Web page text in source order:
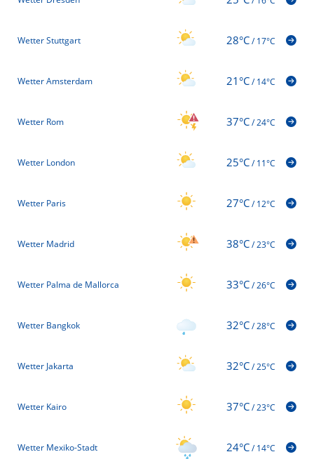
Wetter Stuttgart 28°C/17°C
Wetter Amsterdam 21°C/14°C
Wetter Rom 37°C/24°C
Wetter London 25°C/11°C
Wetter Paris 27°C/12°C
Wetter Madrid 38°C/23°C
Wetter Palma de Mallorca 33°C/26°C
Wetter Bangkok 32°C/28°C
Wetter Jakarta 32°C/25°C
Wetter Kairo 37°C/23°C
Wetter Mexiko-Stadt 24°C/14°C